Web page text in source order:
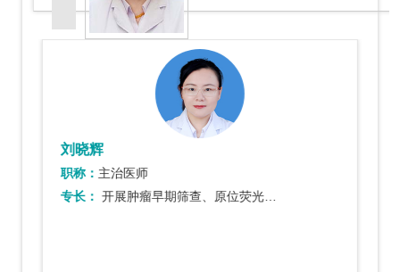
刘晓辉
职称： 主治医师
专长： 开展肿瘤早期筛查、原位荧光杂交技术(FISH技术)及靶向药物检测。